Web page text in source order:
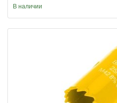
В наличии